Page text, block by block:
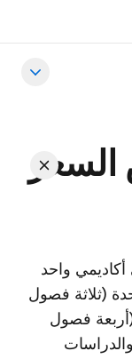
واحد
(ثلاثة فصول
(أربعة فصول